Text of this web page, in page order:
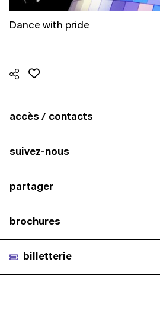
Dance with pride
accès / contacts
suivez-nous
partager
brochures
billetterie